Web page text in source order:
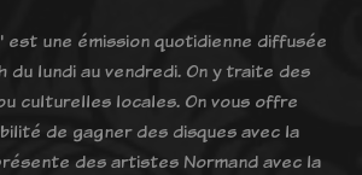
est une émission quotidienne diffusée
du lundi au vendredi. On y traite des
culturelles locales. On vous offre
de gagner des disques avec la
des artistes Normand avec la